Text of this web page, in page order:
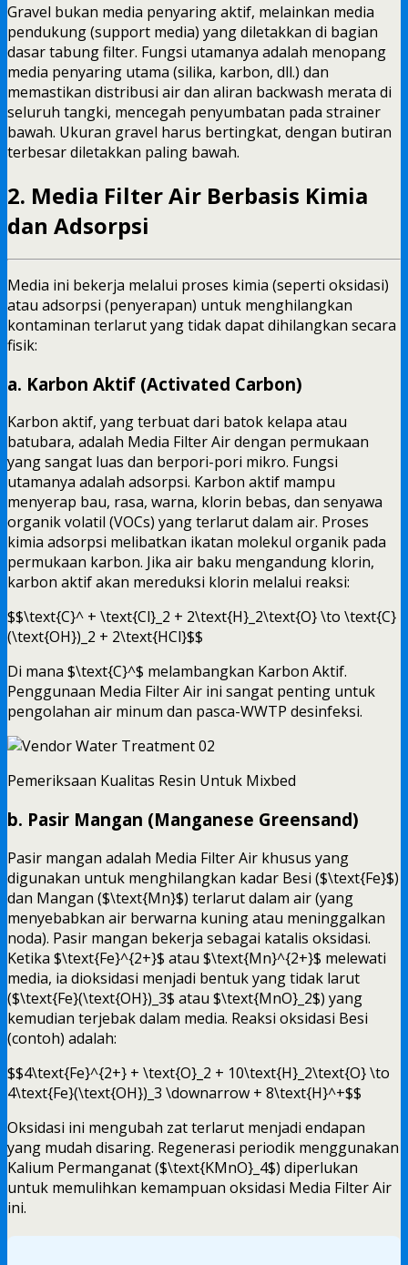
Gravel bukan media penyaring aktif, melainkan media
pendukung (support media) yang diletakkan di bagian
dasar tabung filter. Fungsi utamanya adalah menopang
media penyaring utama (silika, karbon, dll.) dan
memastikan distribusi air dan aliran backwash merata di
seluruh tangki, mencegah penyumbatan pada strainer
bawah. Ukuran gravel harus bertingkat, dengan butiran
terbesar diletakkan paling bawah.
2. Media Filter Air Berbasis Kimia
dan Adsorpsi
Media ini bekerja melalui proses kimia (seperti oksidasi)
atau adsorpsi (penyerapan) untuk menghilangkan
kontaminan terlarut yang tidak dapat dihilangkan secara
fisik:
a. Karbon Aktif (Activated Carbon)
Karbon aktif, yang terbuat dari batok kelapa atau
batubara, adalah Media Filter Air dengan permukaan
yang sangat luas dan berpori-pori mikro. Fungsi
utamanya adalah adsorpsi. Karbon aktif mampu
menyerap bau, rasa, warna, klorin bebas, dan senyawa
organik volatil (VOCs) yang terlarut dalam air. Proses
kimia adsorpsi melibatkan ikatan molekul organik pada
permukaan karbon. Jika air baku mengandung klorin,
karbon aktif akan mereduksi klorin melalui reaksi:
$$\text{C}^ + \text{Cl}_2 + 2\text{H}_2\text{O} \to \text{C}
(\text{OH})_2 + 2\text{HCl}$$
Di mana $\text{C}^$ melambangkan Karbon Aktif.
Penggunaan Media Filter Air ini sangat penting untuk
pengolahan air minum dan pasca-WWTP desinfeksi.
Pemeriksaan Kualitas Resin Untuk Mixbed
b. Pasir Mangan (Manganese Greensand)
Pasir mangan adalah Media Filter Air khusus yang
digunakan untuk menghilangkan kadar Besi ($\text{Fe}$)
dan Mangan ($\text{Mn}$) terlarut dalam air (yang
menyebabkan air berwarna kuning atau meninggalkan
noda). Pasir mangan bekerja sebagai katalis oksidasi.
Ketika $\text{Fe}^{2+}$ atau $\text{Mn}^{2+}$ melewati
media, ia dioksidasi menjadi bentuk yang tidak larut
($\text{Fe}(\text{OH})_3$ atau $\text{MnO}_2$) yang
kemudian terjebak dalam media. Reaksi oksidasi Besi
(contoh) adalah:
$$4\text{Fe}^{2+} + \text{O}_2 + 10\text{H}_2\text{O} \to
4\text{Fe}(\text{OH})_3 \downarrow + 8\text{H}^+$$
Oksidasi ini mengubah zat terlarut menjadi endapan
yang mudah disaring. Regenerasi periodik menggunakan
Kalium Permanganat ($\text{KMnO}_4$) diperlukan
untuk memulihkan kemampuan oksidasi Media Filter Air
ini.